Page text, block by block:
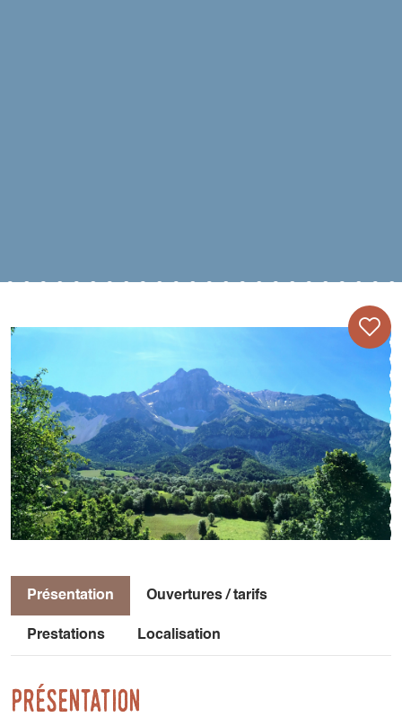
Présentation Ouvertures / tarifs
Prestations Localisation
Présentation